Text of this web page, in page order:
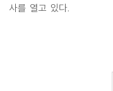
사를 열고 있다.